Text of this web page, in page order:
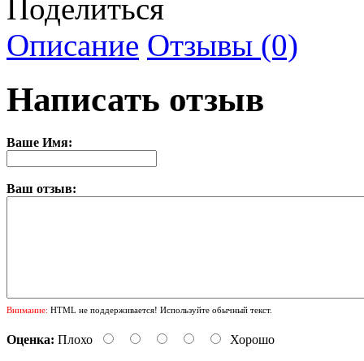
Поделиться
Описание Отзывы (0)
Написать отзыв
Ваше Имя:
Ваш отзыв:
Внимание: HTML не поддерживается! Используйте обычный текст.
Оценка: Плохо Хорошо